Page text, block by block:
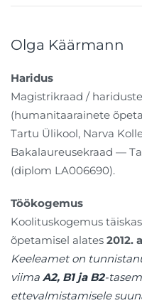
Olga Käärmann
Haridus
Magistrikraad /
(humanitaarainete
Tartu Ülikool, Narva
Bakalaureusekraad —
(diplom LA006690).
Töökogemus
Koolituskogemus
õpetamisel alates 2012.
Keeleamet on
viima A2, B1 ja B2-
ettevalmistamisele